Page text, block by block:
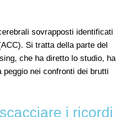
sovrapposti identificati
Si tratta della parte del
che ha diretto lo studio, ha
nei confronti dei brutti
i ricordi